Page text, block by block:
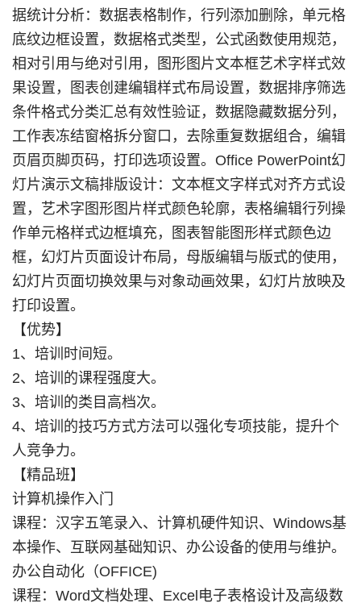
据统计分析：数据表格制作，行列添加删除，单元格
底纹边框设置，数据格式类型，公式函数使用规范，
相对引用与绝对引用，图形图片文本框艺术字样式效
果设置，图表创建编辑样式布局设置，数据排序筛选
条件格式分类汇总有效性验证，数据隐藏数据分列，
工作表冻结窗格拆分窗口，去除重复数据组合，编辑
页眉页脚页码，打印选项设置。Office PowerPoint幻
灯片演示文稿排版设计：文本框文字样式对齐方式设
置，艺术字图形图片样式颜色轮廓，表格编辑行列操
作单元格样式边框填充，图表智能图形样式颜色边
框，幻灯片页面设计布局，母版编辑与版式的使用，
幻灯片页面切换效果与对象动画效果，幻灯片放映及
打印设置。
【优势】
1、培训时间短。
2、培训的课程强度大。
3、培训的类目高档次。
4、培训的技巧方式方法可以强化专项技能，提升个
人竞争力。
【精品班】
计算机操作入门
课程：汉字五笔录入、计算机硬件知识、Windows基
本操作、互联网基础知识、办公设备的使用与维护。
办公自动化（OFFICE)
课程：Word文档处理、Excel电子表格设计及高级数